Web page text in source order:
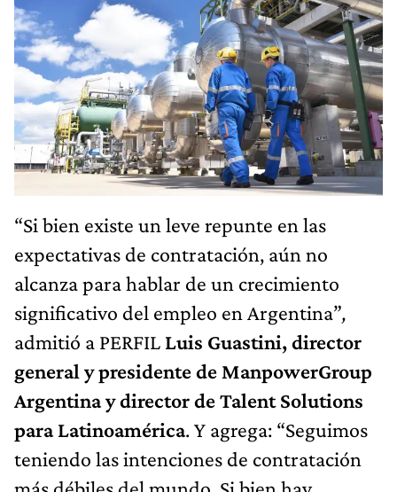
“Si bien existe un leve repunte en las
expectativas de contratación, aún no
alcanza para hablar de un crecimiento
significativo del empleo en Argentina”,
admitió a PERFIL Luis Guastini, director
general y presidente de ManpowerGroup
Argentina y director de Talent Solutions
para Latinoamérica. Y agrega: “Seguimos
teniendo las intenciones de contratación